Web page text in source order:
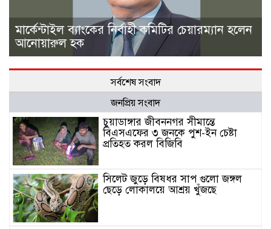
মার্কেন্টাইল ব্যাংকের নির্বাহী কমিটির চেয়ারম্যান হলেন
আনোয়ারুল হক
সর্বশেষ সংবাদ
জনপ্রিয় সংবাদ
চুয়াডাঙ্গার জীবননগর সীমান্তে
বিএসএফের ৩ জনকে পুশ-ইন চেষ্টা
প্রতিহত করল বিজিবি
সিলেট জুড়ে বিষধর সাপ গুলো জঙ্গল
ছেড়ে লোকালয়ে আশ্রয় খুঁজছে